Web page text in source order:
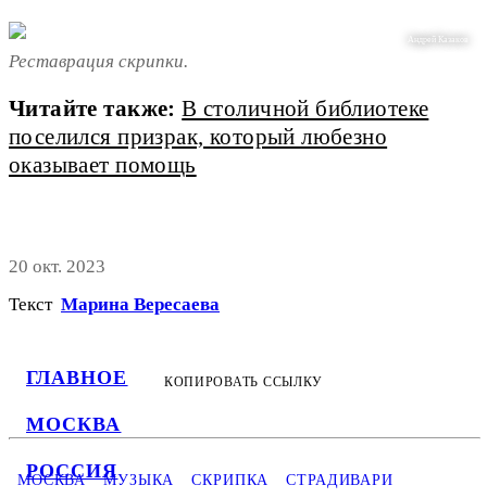
ГЛАВНОЕ
МОСКВА
РОССИЯ
Андрей Казаков
Реставрация скрипки.
Читайте также: В столичной библиотеке
поселился призрак, который любезно
оказывает помощь
20 окт. 2023
Текст Марина Вересаева
КОПИРОВАТЬ ССЫЛКУ
МОСКВА МУЗЫКА СКРИПКА СТРАДИВАРИ